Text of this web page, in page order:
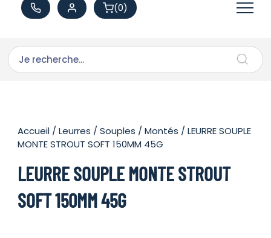
(0)
Accueil /Leurres /Souples /Montés / LEURRE SOUPLE
MONTE STROUT SOFT 150MM 45G
LEURRE SOUPLE MONTE STROUT
SOFT 150MM 45G